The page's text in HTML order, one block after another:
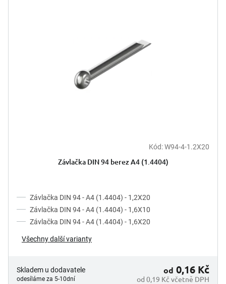
Kód:W94-4-1.2X20
Závlačka DIN 94 berez A4 (1.4404)
Závlačka DIN 94 - A4 (1.4404) - 1,2X20
Závlačka DIN 94 - A4 (1.4404) - 1,6X10
Závlačka DIN 94 - A4 (1.4404) - 1,6X20
Všechny další varianty
Skladem u dodavatele
odesíláme za 5-10dní od 0,19 Kč včetně DPH
od 0,16 Kč